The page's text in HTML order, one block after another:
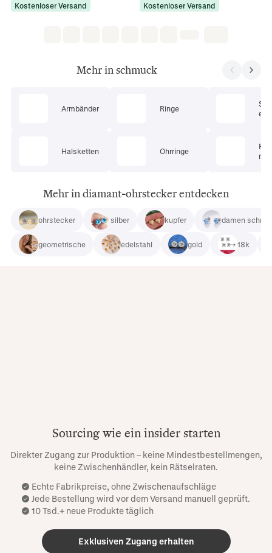
Kostenloser Versand Kostenloser Versand
Mehr in schmuck
Armbänder
Halsketten
Ringe
Ohrringe
ets
Mehr in diamant-ohrstecker entdecken
ohrstecker silber kupfer damen
geometrische edelstahl gold 18k
Sourcing wie ein insider starten
Direkter Zugang zur Produktion – keine Mindestbestellmengen,
keine Zwischenhändler, kein Rätselraten.
Echte Fabrikpreise, ohne Zwischenaufschläge
Jede Bestellung wird vor dem Versand manuell geprüft.
10 Tsd.+ neue Produkte täglich
Exklusiven Zugang erhalten